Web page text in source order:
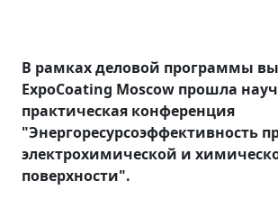
В рамках деловой программы
ExpoCoating Moscow прошла
практическая конференция
"Энергоресурсоэффективность
электрохимической и
поверхности".